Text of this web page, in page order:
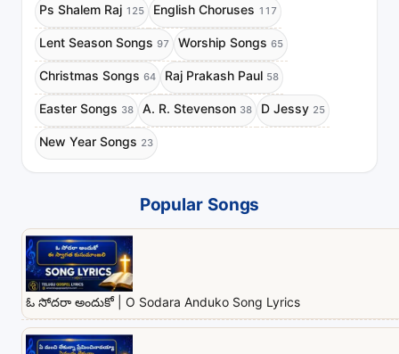
Ps Shalem Raj 125 English Choruses 117
Lent Season Songs 97 Worship Songs 65
Christmas Songs 64 Raj Prakash Paul 58
Easter Songs 38 A. R. Stevenson 38 D Jessy 25
New Year Songs 23
Popular Songs
ఓ సోదరా అందుకో | O Sodara Anduko Song Lyrics